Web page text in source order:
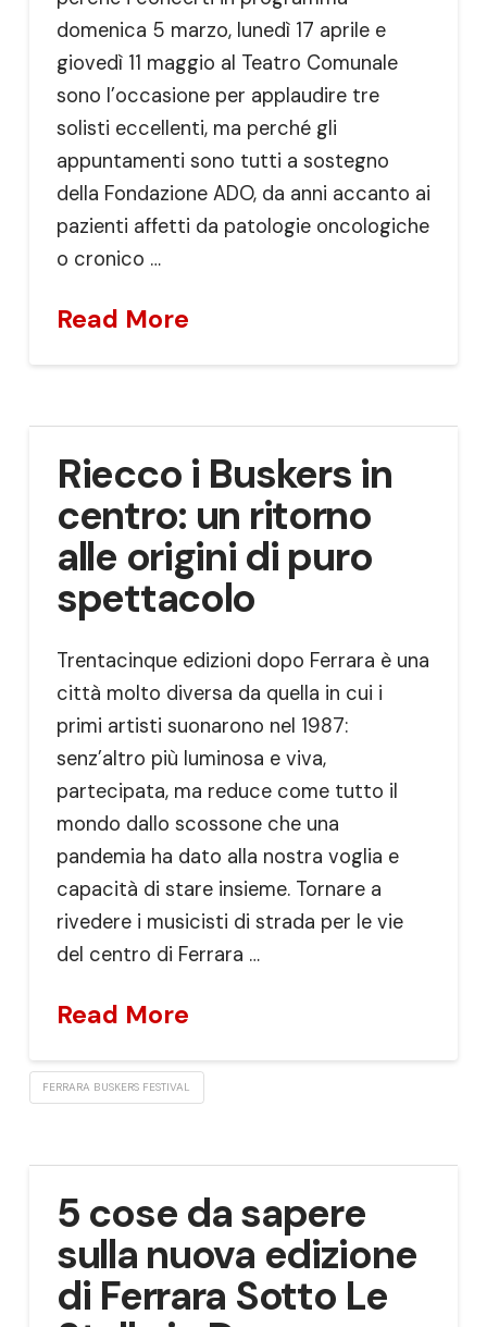
domenica 5 marzo, lunedì 17 aprile e
giovedì 11 maggio al Teatro Comunale
sono l’occasione per applaudire tre
solisti eccellenti, ma perché gli
appuntamenti sono tutti a sostegno
della Fondazione ADO, da anni accanto ai
pazienti affetti da patologie oncologiche
o cronico …
Read More
Riecco i Buskers in
centro: un ritorno
alle origini di puro
spettacolo
Trentacinque edizioni dopo Ferrara è una
città molto diversa da quella in cui i
primi artisti suonarono nel 1987:
senz’altro più luminosa e viva,
partecipata, ma reduce come tutto il
mondo dallo scossone che una
pandemia ha dato alla nostra voglia e
capacità di stare insieme. Tornare a
rivedere i musicisti di strada per le vie
del centro di Ferrara …
Read More
FERRARA BUSKERS FESTIVAL
5 cose da sapere
sulla nuova edizione
di Ferrara Sotto Le